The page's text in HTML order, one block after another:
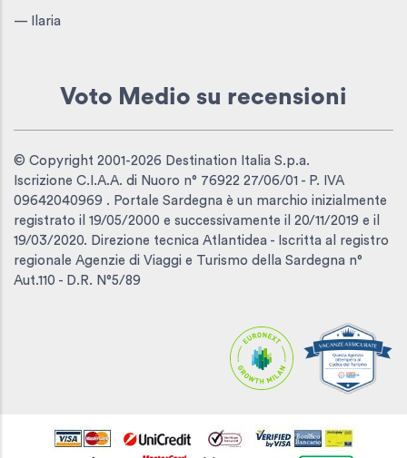
— Ilaria
Voto Medio su recensioni
© Copyright 2001-2026 Destination Italia S.p.a.
Iscrizione C.I.A.A. di Nuoro n° 76922 27/06/01 - P. IVA
09642040969 . Portale Sardegna è un marchio inizialmente
registrato il 19/05/2000 e successivamente il 20/11/2019 e il
19/03/2020. Direzione tecnica Atlantidea - Iscritta al registro
regionale Agenzie di Viaggi e Turismo della Sardegna n°
Aut.110 - D.R. N°5/89